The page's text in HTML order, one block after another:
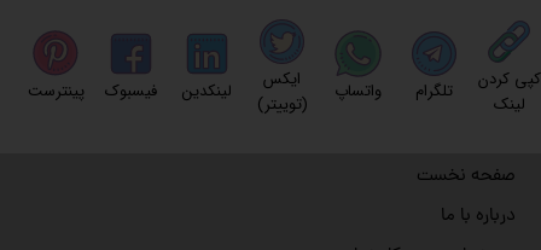
کپی کردن
لینک
تلگرام واتساپ
ایکس
(توییتر)
لینکدین فیسبوک پینترست
صفحه نخست
درباره با ما